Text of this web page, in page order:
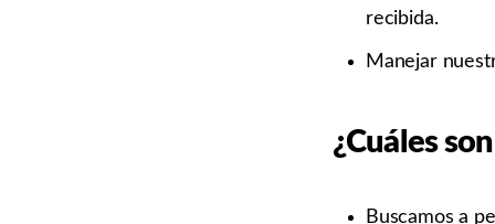
recibida.
Manejar
¿Cuáles
Buscamos a